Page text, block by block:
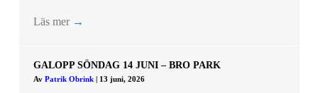
Läs mer →
GALOPP SÖNDAG 14 JUNI – BRO PARK
Av Patrik Obrink 13 juni, 2026